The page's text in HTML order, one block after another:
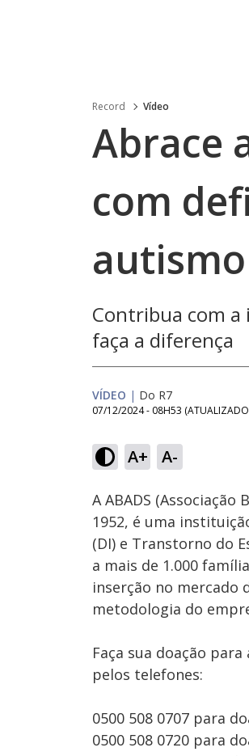
Record Vídeo
Abrace
com
autismo
Contribua com a
faça a diferença
VÍDEO | Do R7
07/12/2024 - 08H53
A+ A-
Ativar
Som
A ABADS
1952, é uma
(DI) e Transtorno do
a mais de 1.000
inserção no mercado
metodologia do
Faça sua doação
pelos telefones:
0500 508 0707 para
0500 508 0720 para